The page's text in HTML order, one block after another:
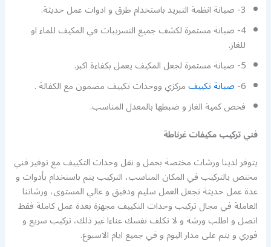
3- صيانة انظمة التبريد باستخدام طرق و ادوات عمل حديثة.
4- صيانة مستمرة لكشف جميع التسريبات في المكيف للماء او
للغاز.
5- صيانة مستمرة لجعل المكيف يعمل بكفاءة اكبر.
6- صيانة تكييفمركزي ووحدات تكييف مضمون مع الكفالة .
فحص كمية الغاز و ضبطها بالمعدل المناسب.
فني تركيب مكيفات غرناطة
يتوفر لدينا ورشات مختصة بحمل و نقل وحدات التكييف مع توفير فني
مختص بالتركيب في المكان المناسب، التركيب يتم باستخدام بأدوات و
عدة عمل حديثة تجعل العمل سليم ودقيق و عالي المستوى، ورشاتنا
العاملة في مجال تركيب وحدات التكييف مجهزة بعدة عمل كاملة فقط
اتصل و اطلب ورشة و لا تكلف نفسك عناءا غير ذلك، تركيب سريع و
فوري و يتم على مدار اليوم و في جميع ايام الاسبوع.